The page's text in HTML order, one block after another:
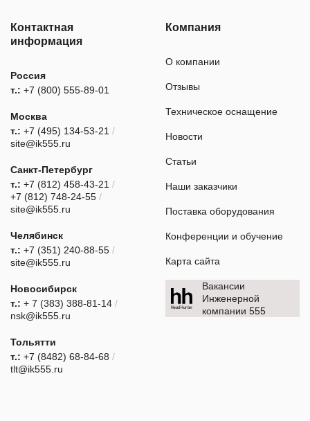
Контактная
информация
Россия
т.: +7 (800) 555-89-01
Москва
т.: +7 (495) 134-53-21 /
site@ik555.ru
Санкт-Петербург
т.: +7 (812) 458-43-21 /
+7 (812) 748-24-55 /
site@ik555.ru
Челябинск
т.: +7 (351) 240-88-55 /
site@ik555.ru
Новосибирск
т.: + 7 (383) 388-81-14 /
nsk@ik555.ru
Тольятти
т.: +7 (8482) 68-84-68 /
tlt@ik555.ru
Компания
О компании
Отзывы
Техническое оснащение
Новости
Статьи
Наши заказчики
Поставка оборудования
Конференции и обучение
Карта сайта
Вакансии
Инженерной
компании 555